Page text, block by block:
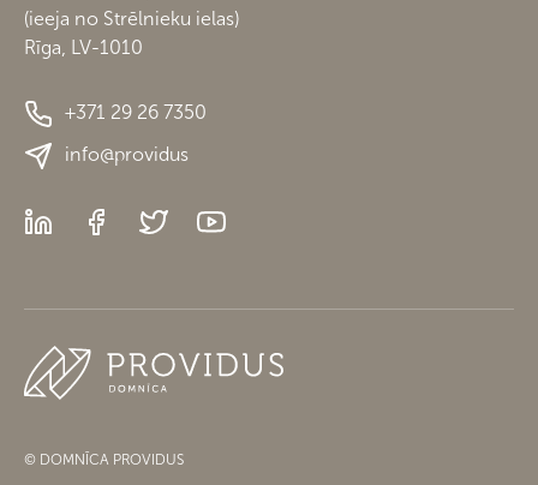
(ieeja no Strēlnieku ielas)
Rīga, LV-1010
+371 29 26 7350
info@providus
© DOMNĪCA PROVIDUS